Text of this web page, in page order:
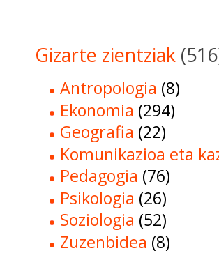
Gizarte zientziak
Antropologia (8)
Ekonomia (294)
Geografia (22)
Komunikazioa eta
Pedagogia (76)
Psikologia (26)
Soziologia (52)
Zuzenbidea (8)